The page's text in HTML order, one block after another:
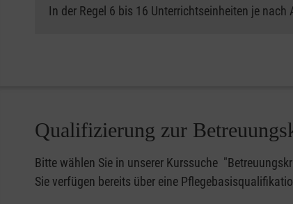
In der Regel 6 bis 16 Unterrichtseinheiten je nach
Qualifizierung zur
Bitte wählen Sie in unserer Kurssuche
Sie verfügen bereits über eine